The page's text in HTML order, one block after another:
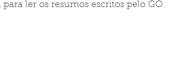
ler os resumos escritos pelo GO.